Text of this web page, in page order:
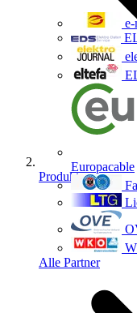
Europacable
Alle Partner
Produkte